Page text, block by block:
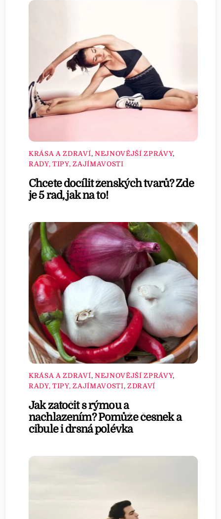
KRÁSA A ZDRAVÍ, NEJNOVĚJŠÍ ZPRÁVY,
RADY, TIPY, ZAJÍMAVOSTI
Chcete docílit ženských tvarů? Zde
je 5 rad, jak na to!
KRÁSA A ZDRAVÍ, NEJNOVĚJŠÍ ZPRÁVY,
RADY, TIPY, ZAJÍMAVOSTI, ZDRAVÍ
Jak zatočit s rýmou a
nachlazením? Pomůže česnek a
cibule i drsná polévka